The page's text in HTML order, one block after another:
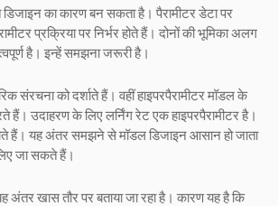
का कारण बन सकता है। पैरामीटर डेटा पर
प्रक्रिया पर निर्भर होते हैं। दोनों की भूमिका अलग
है। इन्हें समझना जरूरी है।
संरचना को दर्शाते हैं। वहीं हाइपरपैरामीटर मॉडल के
हैं। उदाहरण के लिए लर्निंग रेट एक हाइपरपैरामीटर है।
हैं। यह अंतर समझने से मॉडल डिजाइन आसान हो जाता
जा सकते हैं।
खास तौर पर बताया जा रहा है। कारण यह है कि